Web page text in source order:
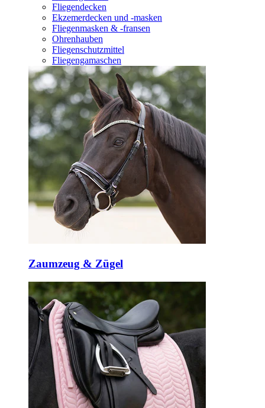
Fliegendecken
Ekzemerdecken und -masken
Fliegenmasken & -fransen
Ohrenhauben
Fliegenschutzmittel
Fliegengamaschen
Zaumzeug & Zügel